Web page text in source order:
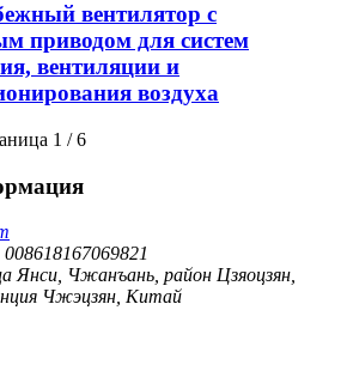
вентилятор с
приводом для систем
вентиляции и
воздуха
1 / 6
Янси, Чжанъань, район Цзяоцзян,
Чжэцзян, Китай